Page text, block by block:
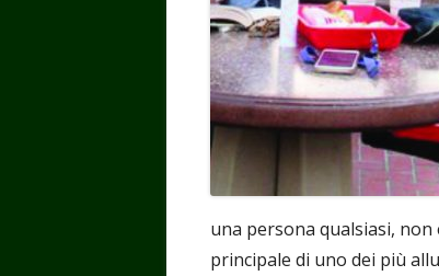
una persona qualsiasi,
principale di uno dei più